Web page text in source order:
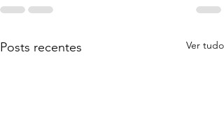
Posts recentes Ver tudo